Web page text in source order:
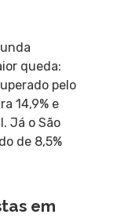
queda:
pelo
14,9% e
Já o São
de 8,5%
em